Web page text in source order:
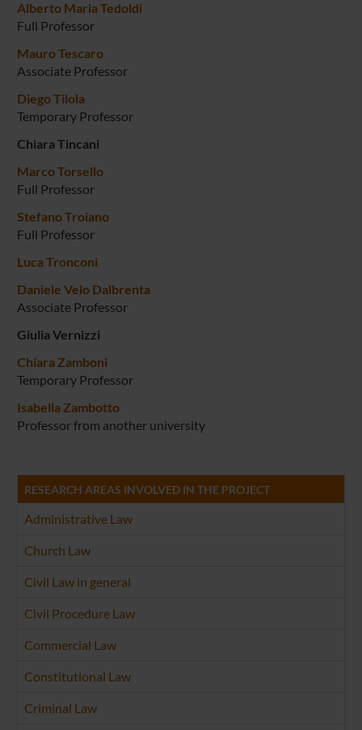
Alberto Maria Tedoldi
Full Professor
Mauro Tescaro
Associate Professor
Diego Tilola
Temporary Professor
Chiara Tincani
Marco Torsello
Full Professor
Stefano Troiano
Full Professor
Luca Tronconi
Daniele Velo Dalbrenta
Associate Professor
Giulia Vernizzi
Chiara Zamboni
Temporary Professor
Isabella Zambotto
Professor from another university
RESEARCH AREAS INVOLVED IN THE PROJECT
Administrative Law
Church Law
Civil Law in general
Civil Procedure Law
Commercial Law
Constitutional Law
Criminal Law